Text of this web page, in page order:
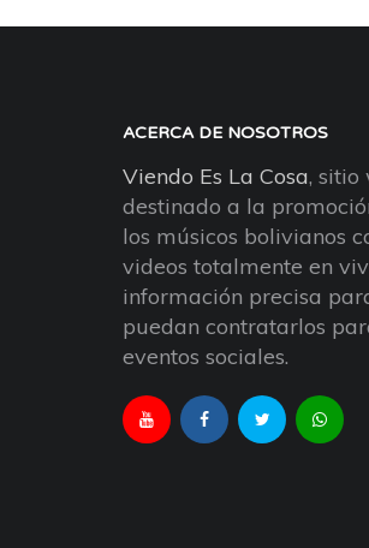
ACERCA DE NOSOTROS
Viendo Es La Cosa, sitio
destinado a la
los músicos bolivianos
videos totalmente en
información precisa
puedan contratarlos
eventos sociales.